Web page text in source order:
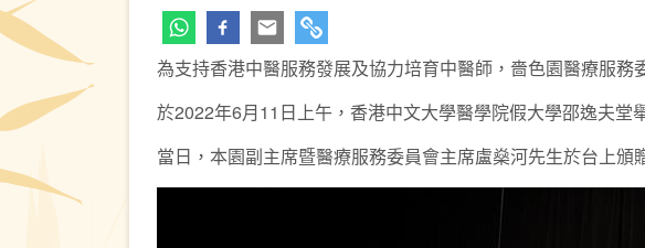
為支持香港中醫服務發展及協力培育中醫師，嗇色園醫療服務
於2022年6月11日上午，香港中文大學醫學院假大學邵逸夫
當日，本園副主席暨醫療服務委員會主席盧燊河先生於台上